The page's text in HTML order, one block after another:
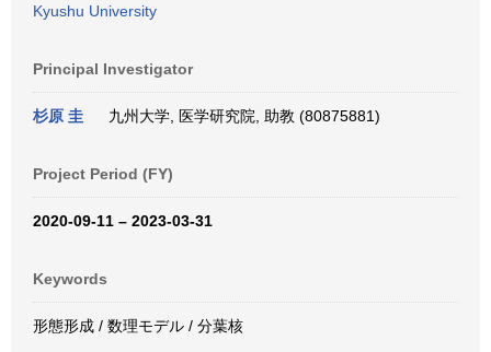
Kyushu University
Principal Investigator
杉原 圭 九州大学, 医学研究院, 助教 (80875881)
Project Period (FY)
2020-09-11 – 2023-03-31
Keywords
形態形成 / 数理モデル / 分葉核